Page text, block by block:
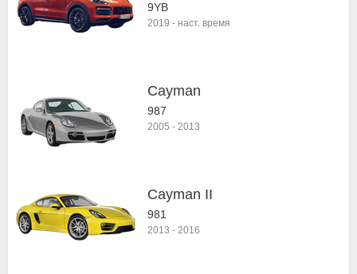
9YB
2019 - наст. время
Cayman
987
2005 - 2013
Cayman II
981
2013 - 2016